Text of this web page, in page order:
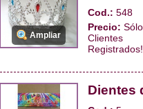
Ampliar
Cod.: 548
Precio:
Clientes
Registrados!
Dientes